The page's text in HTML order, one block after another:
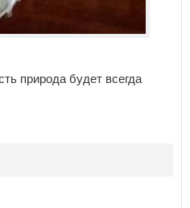
природа будет всегда